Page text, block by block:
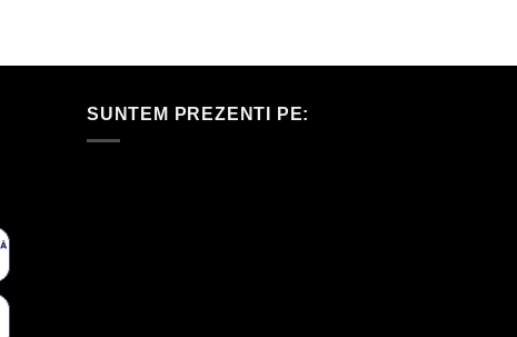
SUNTEM PREZENTI PE: